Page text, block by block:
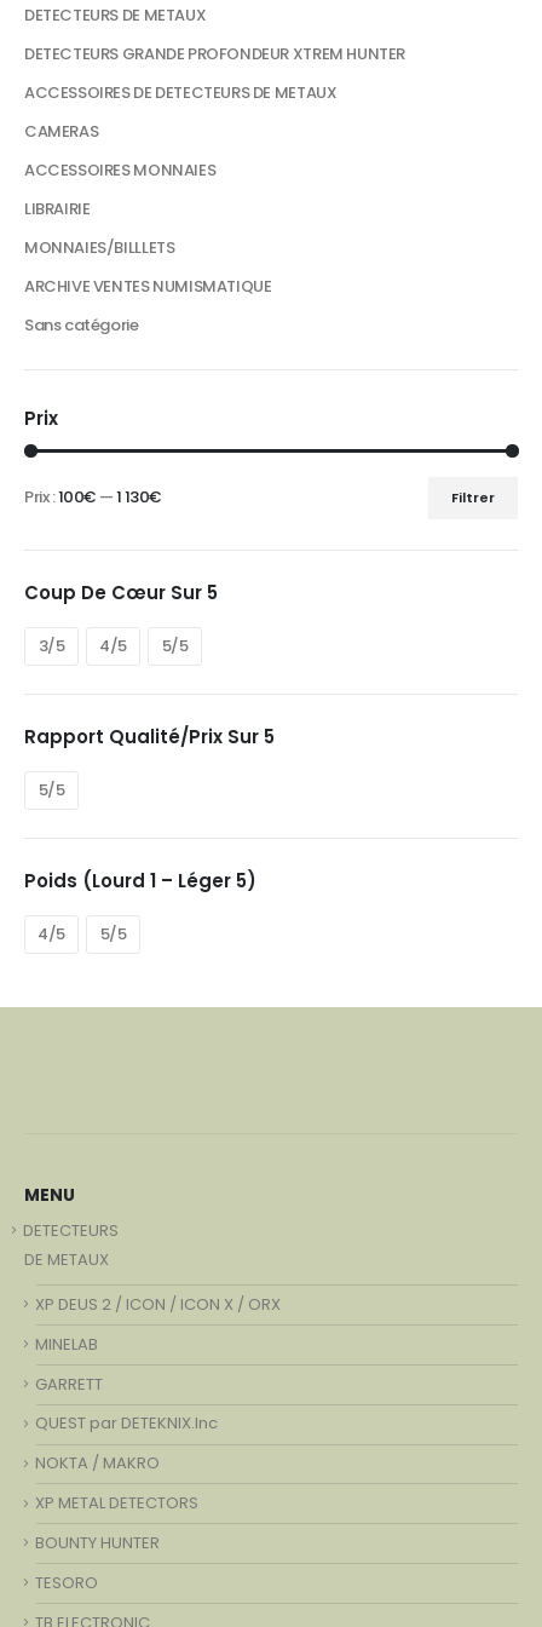
DETECTEURS DE METAUX
DETECTEURS GRANDE PROFONDEUR XTREM HUNTER
ACCESSOIRES DE DETECTEURS DE METAUX
CAMERAS
ACCESSOIRES MONNAIES
LIBRAIRIE
MONNAIES/BILLLETS
ARCHIVE VENTES NUMISMATIQUE
Sans catégorie
Prix
Filtrer
Prix :100€ —1 130€
Coup De Cœur Sur 5
3/5 4/5 5/5
Rapport Qualité/prix Sur 5
5/5
Poids (Lourd 1 – Léger 5)
4/5 5/5
MENU
DETECTEURS
DE METAUX
XP DEUS 2 / ICON / ICON X / ORX
MINELAB
GARRETT
QUEST par DETEKNIX.Inc
NOKTA / MAKRO
XP METAL DETECTORS
BOUNTY HUNTER
TESORO
TB ELECTRONIC